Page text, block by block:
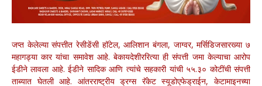
जप्त केलेल्या संपत्तीत रेसीडेंसी हॉटेल, आलिशान बंगला, जाग्वर, मर्सिडिजसारख्या ७
महागड्या कार यांचा समावेश आहे. बेकायदेशीररित्या ही संपत्ती जमा केल्याचा आरोप
ईडीने लावला आहे. ईडीने सादिक आणि त्यांचे सहकारी यांची ५५.३० कोटींची संपत्ती
ताब्यात घेतली आहे. आंतरराष्ट्रीय ड्रग्स रॅकेट स्यूडोएफेड्राईन, केटामाइनच्या